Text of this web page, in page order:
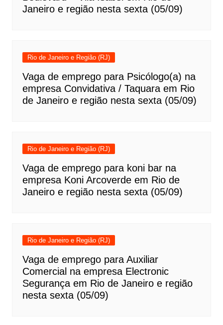
Janeiro e região nesta sexta (05/09)
Rio de Janeiro e Região (RJ)
Vaga de emprego para Psicólogo(a) na
empresa Convidativa / Taquara em Rio
de Janeiro e região nesta sexta (05/09)
Rio de Janeiro e Região (RJ)
Vaga de emprego para koni bar na
empresa Koni Arcoverde em Rio de
Janeiro e região nesta sexta (05/09)
Rio de Janeiro e Região (RJ)
Vaga de emprego para Auxiliar
Comercial na empresa Electronic
Segurança em Rio de Janeiro e região
nesta sexta (05/09)